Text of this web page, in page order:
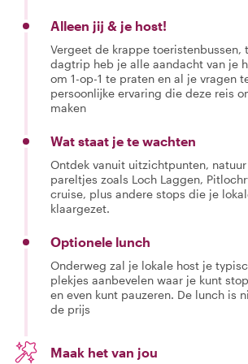
Alleen jij & je host!
Vergeet de krappe toeristenbussen,
dagtrip heb je alle aandacht van je
om 1-op-1 te praten en al je vragen
persoonlijke ervaring die deze reis
maken
Wat staat je te wachten
Ontdek vanuit uitzichtpunten,
pareltjes zoals Loch Laggen,
cruise, plus andere stops die je
klaargezet.
Optionele lunch
Onderweg zal je lokale host je
plekjes aanbevelen waar je kunt
en even kunt pauzeren. De lunch is
de prijs
Maak het van jou